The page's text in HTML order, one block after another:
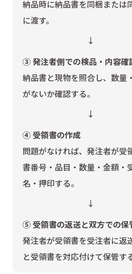
納品時に納品書を同梱または
に渡す。
↓
③ 発注者側での検品・内容確
納品書と現物を照合し、数量
がないか確認する。
↓
④ 受領書の作成
問題がなければ、発注者が受
書番号・品目・数量・金額・
名・押印する。
↓
⑤ 受領書の返送と双方での保
発注者が受領書を受注者に返
と受領書を対応付けて保管す